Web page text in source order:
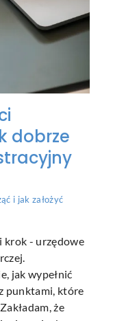
dobrze
i jak założyć
krok - urzędowe
jak wypełnić
punktami, które
że